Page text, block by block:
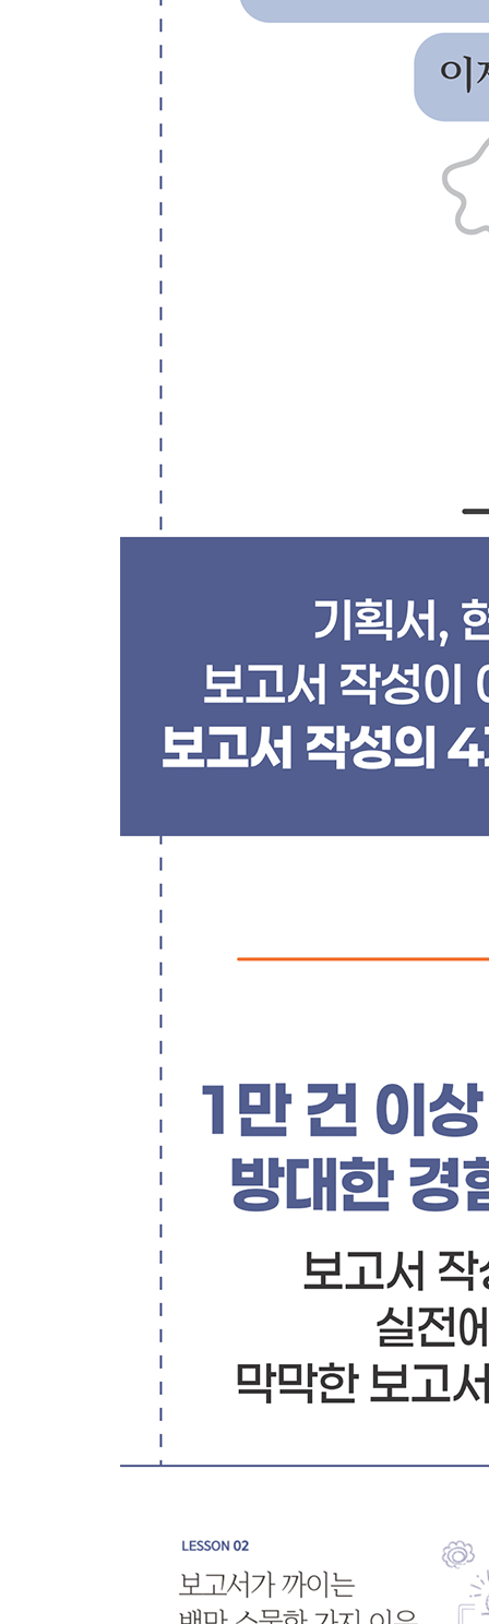
ㆍ① 자주 쓰는 구조화 패턴 세 가지
ㆍ② MECE 사고를 적용해보자
ㆍ③ 3의 법칙을 적용하자
LESSON 03 구조화 표현 기법 세 가지
ㆍ② 운율 맞추기
ㆍ③ 영어 구조화 표현
LESSON 04 피라미드 구조 ① 주장-이유-근거
LESSON 06 피라미드 구조 ③ PPT 보고서에 적용
ㆍ① 전체 내용은 한 장으로 간결하게 정리하자
ㆍ② 전체 내용을 세 장으로 풀어 정리하자
LESSON 01 보고서의 시각적 표현력 3대장
ㆍ상사의 우뇌를 공략하는 시각적 표현 방법
LESSON 02 보고서에 자주 쓰는 이미지 유형 네 가
ㆍ보고서에 사진을 활용하는 방법
ㆍ보고서에 픽토그램을 활용하는 방법
ㆍ① 테이블형 도해화 패턴
ㆍ② 프로세스형 도해화 패턴
ㆍ④ 계층형 도해화 패턴
LESSON 04 보고서에 자주 쓰는 차트 유형 아홉 가
ㆍ① 비교를 나타내는 그래프 활용 기술
ㆍ② 추이를 나타내는 그래프 활용 기술
LESSON 05 차트 사용 고급 기술
ㆍ① 뺄 것은 뺀다
ㆍ② 더할 것은 더한다